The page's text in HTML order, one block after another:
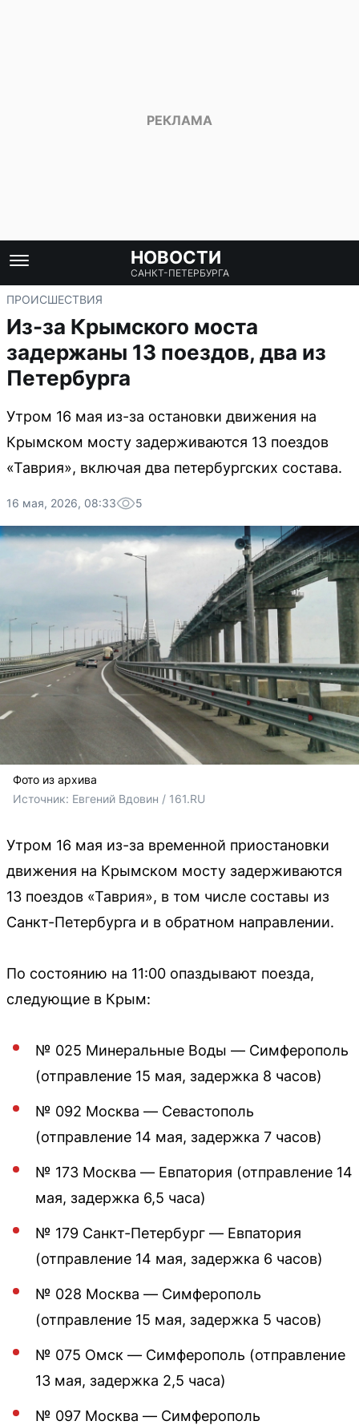
НОВОСТИ
САНКТ-ПЕТЕРБУРГА
ПРОИСШЕСТВИЯ
Из-за Крымского моста
задержаны 13 поездов, два из
Петербурга
Утром 16 мая из-за остановки движения на
Крымском мосту задерживаются 13 поездов
«Таврия», включая два петербургских состава.
16 мая, 2026, 08:33 5
Фото из архива
Источник: Евгений Вдовин / 161.RU
Утром 16 мая из-за временной приостановки
движения на Крымском мосту задерживаются
13 поездов «Таврия», в том числе составы из
Санкт-Петербурга и в обратном направлении.
По состоянию на 11:00 опаздывают поезда,
следующие в Крым:
№ 025 Минеральные Воды — Симферополь
(отправление 15 мая, задержка 8 часов)
№ 092 Москва — Севастополь
(отправление 14 мая, задержка 7 часов)
№ 173 Москва — Евпатория (отправление 14
мая, задержка 6,5 часа)
№ 179 Санкт-Петербург — Евпатория
(отправление 14 мая, задержка 6 часов)
№ 028 Москва — Симферополь
(отправление 15 мая, задержка 5 часов)
№ 075 Омск — Симферополь (отправление
13 мая, задержка 2,5 часа)
№ 097 Москва — Симферополь